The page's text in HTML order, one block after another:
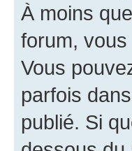
À moins
forum,
Vous
parfois
publié. Si